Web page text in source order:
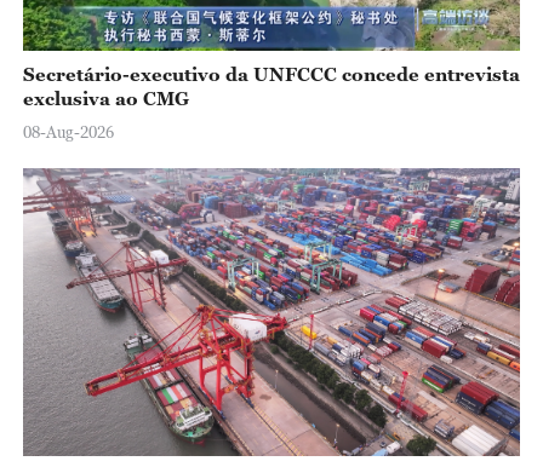
Secretário-executivo da UNFCCC concede entrevista
exclusiva ao CMG
08-Aug-2026